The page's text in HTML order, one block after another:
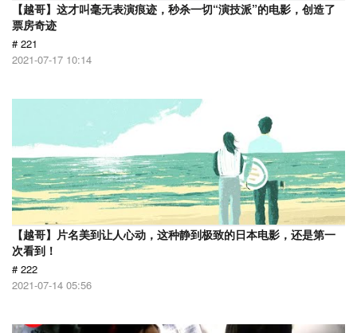
【越哥】这才叫毫无表演痕迹，秒杀一切“演技派”的电影，创造了
票房奇迹
# 221
2021-07-17 10:14
【越哥】片名美到让人心动，这种静到极致的日本电影，还是第一
次看到！
# 222
2021-07-14 05:56